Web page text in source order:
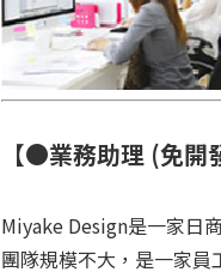
【●業務助理 (免
Miyake Design是一家日
團隊規模不大，是一家員